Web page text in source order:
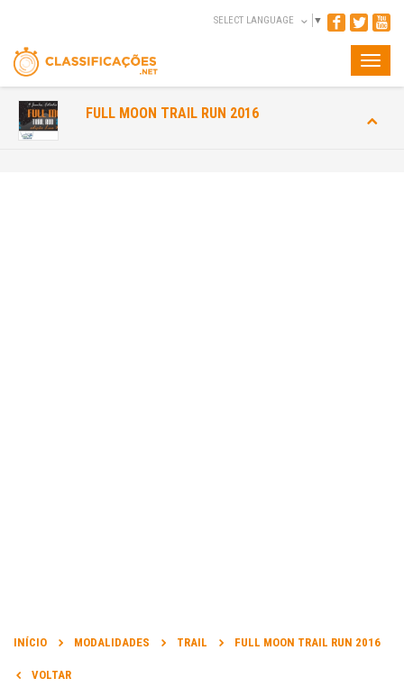
Toggle
SELECT LANGUAGE ▼
FULL MOON TRAIL RUN 2016
INFORMAÇÃO
DATA DA PROVA:
INÍCIO MODALIDADES TRAIL FULL MOON TRAIL RUN 2016
VOLTAR